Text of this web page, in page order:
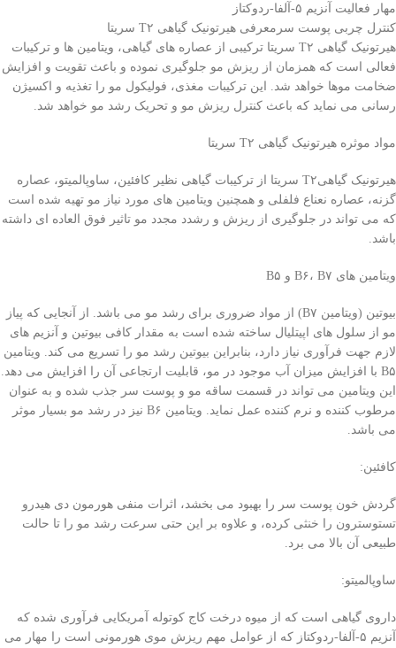
مهار فعالیت آنزیم ۵-آلفا-ردوکتاز
کنترل چربی پوست سرمعرفی هیرتونیک گیاهی T۲ سریتا
هیرتونیک گیاهی T۲ سریتا ترکیبی از عصاره های گیاهی، ویتامین ها و ترکیبات
فعالی است که همزمان از ریزش مو جلوگیری نموده و باعث تقویت و افزایش
ضخامت موها خواهد شد. این ترکیبات مغذی، فولیکول مو را تغذیه و اکسیژن
رسانی می نماید که باعث کنترل ریزش مو و تحریک رشد مو خواهد شد.
مواد موثره هیرتونیک گیاهی T۲ سریتا
هیرتونیک گیاهیT۲ سریتا از ترکیبات گیاهی نظیر کافئین، ساوپالمیتو، عصاره
گزنه، عصاره نعناع فلفلی و همچنین ویتامین های مورد نیاز مو تهیه شده است
که می تواند در جلوگیری از ریزش و رشدد مجدد مو تاثیر فوق العاده ای داشته
باشد.
ویتامین های B۶، B۷ و B۵
بیوتین (ویتامین B۷) از مواد ضروری برای رشد مو می باشد. از آنجایی که پیاز
مو از سلول های اپیتلیال ساخته شده است به مقدار کافی بیوتین و آنزیم های
لازم جهت فرآوری نیاز دارد، بنابراین بیوتین رشد مو را تسریع می کند. ویتامین
B۵ با افزایش میزان آب موجود در مو، قابلیت ارتجاعی آن را افزایش می دهد.
این ویتامین می تواند در قسمت ساقه مو و پوست سر جذب شده و به عنوان
مرطوب کننده و نرم کننده عمل نماید. ویتامین B۶ نیز در رشد مو بسیار موثر
می باشد.
کافئین:
گردش خون پوست سر را بهبود می بخشد، اثرات منفی هورمون دی هیدرو
تستوسترون را خنثی کرده، و علاوه بر این حتی سرعت رشد مو را تا حالت
طبیعی آن بالا می برد.
ساوپالمیتو:
داروی گیاهی است که از میوه درخت کاج کوتوله آمریکایی فرآوری شده که
آنزیم ۵-آلفا-ردوکتاز که از عوامل مهم ریزش موی هورمونی است را مهار می